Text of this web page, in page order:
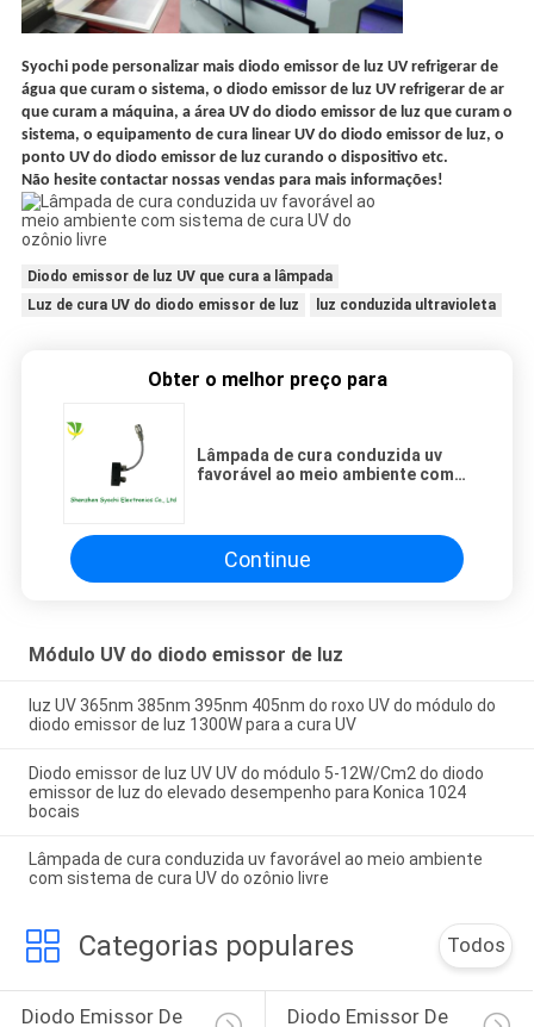
Syochi pode personalizar mais diodo emissor de luz UV refrigerar de
água que curam o sistema, o diodo emissor de luz UV refrigerar de ar
que curam a máquina, a área UV do diodo emissor de luz que curam o
sistema, o equipamento de cura linear UV do diodo emissor de luz, o
ponto UV do diodo emissor de luz curando o dispositivo etc.
Não hesite contactar nossas vendas para mais informações!
Diodo emissor de luz UV que cura a lâmpada
Luz de cura UV do diodo emissor de luz
luz conduzida ultravioleta
Obter o melhor preço para
Lâmpada de cura conduzida uv
favorável ao meio ambiente com
Continue
Módulo UV do diodo emissor de luz
luz UV 365nm 385nm 395nm 405nm do roxo UV do módulo do
diodo emissor de luz 1300W para a cura UV
Diodo emissor de luz UV UV do módulo 5-12W/Cm2 do diodo
emissor de luz do elevado desempenho para Konica 1024
bocais
Lâmpada de cura conduzida uv favorável ao meio ambiente
com sistema de cura UV do ozônio livre
Categorias populares Todos
Diodo Emissor De Diodo Emissor De